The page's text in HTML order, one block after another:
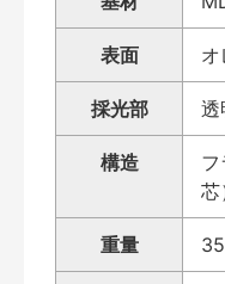
表面 オ
採光部 透
構造
芯
重量